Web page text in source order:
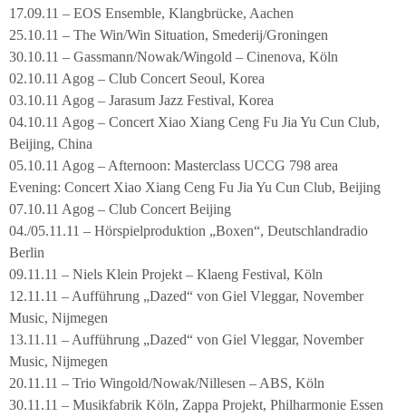
17.09.11 – EOS Ensemble, Klangbrücke, Aachen
25.10.11 – The Win/Win Situation, Smederij/Groningen
30.10.11 – Gassmann/Nowak/Wingold – Cinenova, Köln
02.10.11 Agog – Club Concert Seoul, Korea
03.10.11 Agog – Jarasum Jazz Festival, Korea
04.10.11 Agog – Concert Xiao Xiang Ceng Fu Jia Yu Cun Club,
Beijing, China
05.10.11 Agog – Afternoon: Masterclass UCCG 798 area
Evening: Concert Xiao Xiang Ceng Fu Jia Yu Cun Club, Beijing
07.10.11 Agog – Club Concert Beijing
04./05.11.11 – Hörspielproduktion „Boxen“, Deutschlandradio
Berlin
09.11.11 – Niels Klein Projekt – Klaeng Festival, Köln
12.11.11 – Aufführung „Dazed“ von Giel Vleggar, November
Music, Nijmegen
13.11.11 – Aufführung „Dazed“ von Giel Vleggar, November
Music, Nijmegen
20.11.11 – Trio Wingold/Nowak/Nillesen – ABS, Köln
30.11.11 – Musikfabrik Köln, Zappa Projekt, Philharmonie Essen